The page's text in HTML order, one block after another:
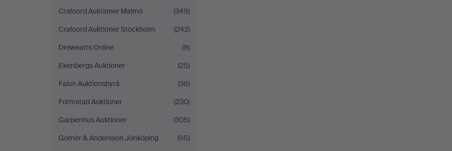
Crafoord Auktioner Malmö
(349)
Crafoord Auktioner Stockholm
(242)
Dreweatts Online
(9)
Ekenbergs Auktioner
(25)
Falun Auktionsbyrå
(36)
Formstad Auktioner
(230)
Garpenhus Auktioner
(305)
Gomér & Andersson Jönköping
(95)